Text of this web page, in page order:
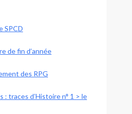
SPCD
de fin d’année
des RPG
: traces d’Histoire n° 1 > le